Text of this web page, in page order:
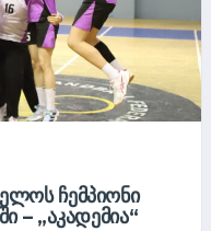
ᲩᲔᲛᲞᲘᲝᲜᲘ
– „ᲐᲙᲐᲓᲔᲛᲘᲐ“